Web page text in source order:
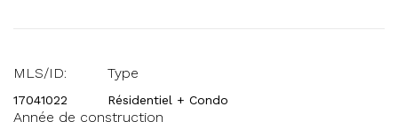
MLS/ID:
17041022
Type
Résidentiel + Condo
Année de construction